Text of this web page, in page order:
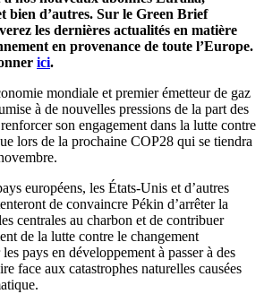
d’autres. Sur le Green Brief
les dernières actualités en matière
en provenance de toute l’Europe.
ici.
mondiale et premier émetteur de gaz
à de nouvelles pressions de la part des
son engagement dans la lutte contre
lors de la prochaine COP28 qui se tiendra
européens, les États-Unis et d’autres
de convaincre Pékin d’arrêter la
centrales au charbon et de contribuer
de la lutte contre le changement
pays en développement à passer à des
face aux catastrophes naturelles causées